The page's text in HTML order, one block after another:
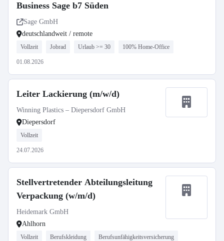
Business Sage b7 Süden
Sage GmbH
deutschlandweit / remote
Vollzeit Jobrad Urlaub >= 30 100% Home-Office
01.08.2026
Leiter Lackierung (m/w/d)
Winning Plastics – Diepersdorf GmbH
Diepersdorf
Vollzeit
24.07.2026
Stellvertretender Abteilungsleitung
Verpackung (w/m/d)
Heidemark GmbH
Ahlhorn
Vollzeit Berufskleidung Berufsunfähigkeitsversicherung